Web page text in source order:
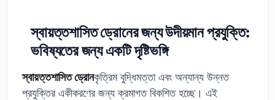
স্বায়ত্তশাসিত ড্রোনের জন্য উদীয়মান প্রযুক্তি:
ভবিষ্যতের জন্য একটি দৃষ্টিভঙ্গি
স্বায়ত্তশাসিত ড্রোনকৃত্রিম বুদ্ধিমত্তা এবং অন্যান্য উন্নত
প্রযুক্তির একীকরণের জন্য ক্রমাগত বিকশিত হচ্ছে। এই